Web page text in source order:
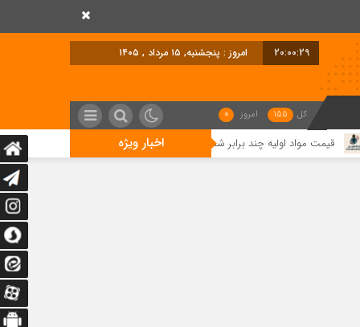
20:00:31 امروز : پنجشنبه, ۱۵ مرداد , ۱۴۰۵
کل 155 امروز 0
اخبار ویژه
بازار توان خرید ندارد/ تسهیل تخصیص ارز؛ مطالبه تولیدکنندگان برای حفظ اشتغال